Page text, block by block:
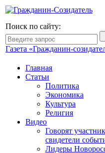
Поиск по сайту:
Газета «Гражданин-
Главная
Статьи
Политика
Экономика
Культура
Религия
Видео
Говорят
свидетели
Лидеры